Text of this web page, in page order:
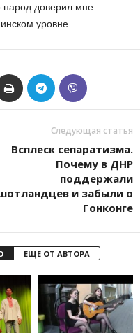
народ доверил мне
уровне.
Следующая статья
Всплеск сепаратизма.
Почему в ДНР
поддержали
и забыли о
Гонконге
ЕЩЕ ОТ АВТОРА